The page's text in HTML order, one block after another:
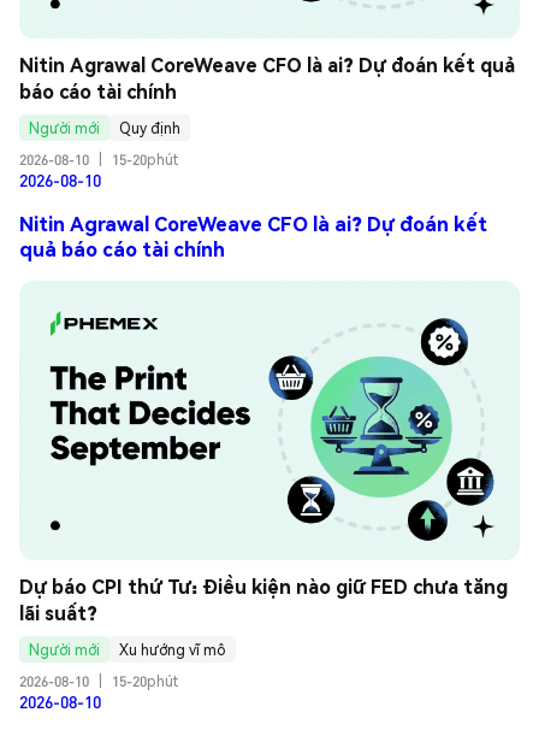
Nitin Agrawal CoreWeave CFO là ai? Dự đoán kết quả
báo cáo tài chính
Người mới
Quy định
2026-08-10
15-20phút
2026-08-10
Nitin Agrawal CoreWeave CFO là ai? Dự đoán kết
quả báo cáo tài chính
Dự báo CPI thứ Tư: Điều kiện nào giữ FED chưa tăng
lãi suất?
Người mới
Xu hướng vĩ mô
2026-08-10
15-20phút
2026-08-10